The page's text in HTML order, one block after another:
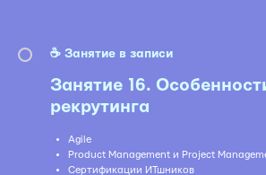
☕️ Занятие в записи
Занятие 16.
рекрутинга
Agile
Product Management и Project
Сертификации ИТшников